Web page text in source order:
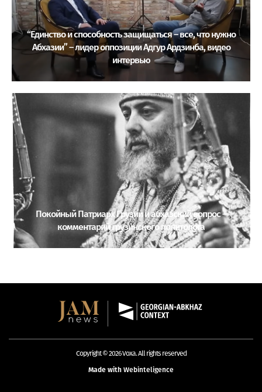
“Единство и способность защищаться – все, что нужно
Абхазии” – лидер оппозиции Адгур Ардзинба, видео
интервью
Покойный Патриарх Грузии и абхазский вопрос –
комментарий грузинского политолога
Copyright © 2026 Voxa. All rights reserved
Made with Webinteligence